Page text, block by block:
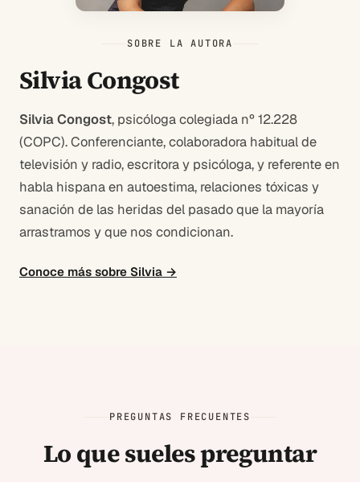
SOBRE LA AUTORA
Silvia Congost
Silvia Congost, psicóloga colegiada nº 12.228
(COPC). Conferenciante, colaboradora habitual de
televisión y radio, escritora y psicóloga, y referente en
habla hispana en autoestima, relaciones tóxicas y
sanación de las heridas del pasado que la mayoría
arrastramos y que nos condicionan.
Conoce más sobre Silvia →
PREGUNTAS FRECUENTES
Lo que sueles preguntar